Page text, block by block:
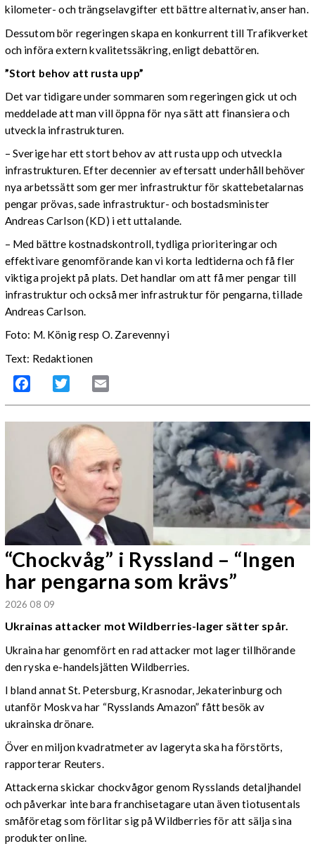
kilometer- och trängselavgifter ett bättre alternativ, anser han.
Dessutom bör regeringen skapa en konkurrent till Trafikverket
och införa extern kvalitetssäkring, enligt debattören.
”Stort behov att rusta upp”
Det var tidigare under sommaren som regeringen gick ut och
meddelade att man vill öppna för nya sätt att finansiera och
utveckla infrastrukturen.
– Sverige har ett stort behov av att rusta upp och utveckla
infrastrukturen. Efter decennier av eftersatt underhåll behöver
nya arbetssätt som ger mer infrastruktur för skattebetalarnas
pengar prövas, sade infrastruktur- och bostadsminister
Andreas Carlson (KD) i ett uttalande.
– Med bättre kostnadskontroll, tydliga prioriteringar och
effektivare genomförande kan vi korta ledtiderna och få fler
viktiga projekt på plats. Det handlar om att få mer pengar till
infrastruktur och också mer infrastruktur för pengarna, tillade
Andreas Carlson.
Foto: M. König resp O. Zarevennyi
Text: Redaktionen
Facebook Twitter
“Chockvåg” i Ryssland – “Ingen
har pengarna som krävs”
2026 08 09
Ukrainas attacker mot Wildberries-lager sätter spår.
Ukraina har genomfört en rad attacker mot lager tillhörande
den ryska e-handelsjätten Wildberries.
I bland annat St. Petersburg, Krasnodar, Jekaterinburg och
utanför Moskva har “Rysslands Amazon” fått besök av
ukrainska drönare.
Över en miljon kvadratmeter av lageryta ska ha förstörts,
rapporterar Reuters.
Attackerna skickar chockvågor genom Rysslands detaljhandel
och påverkar inte bara franchisetagare utan även tiotusentals
småföretag som förlitar sig på Wildberries för att sälja sina
produkter online.